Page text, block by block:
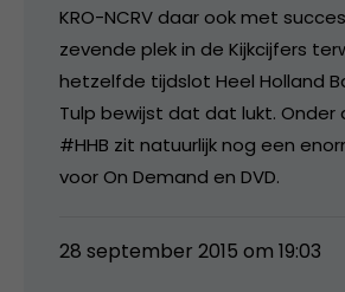
KRO-NCRV daar ook met
zevende plek in de Kijkcijfers
hetzelfde tijdslot Heel Holland
Tulp bewijst dat dat lukt. Onder
#HHB zit natuurlijk nog een
voor On Demand en DVD.
28 september 2015 om 19:03